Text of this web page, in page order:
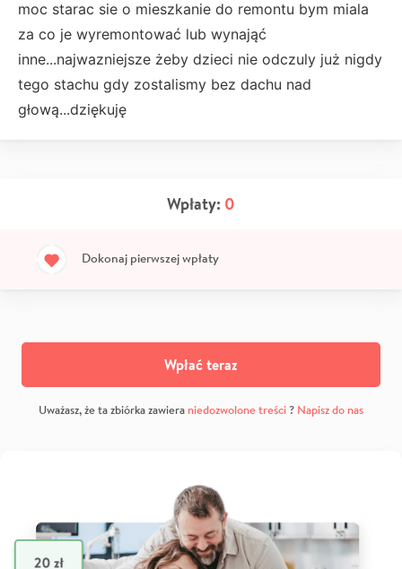
moc starac sie o mieszkanie do remontu bym miala
za co je wyremontować lub wynająć
inne...najwazniejsze żeby dzieci nie odczuly już nigdy
tego stachu gdy zostalismy bez dachu nad
głową...dziękuję
Wpłaty: 0
Dokonaj pierwszej wpłaty
Wpłać teraz
Uważasz, że ta zbiórka zawiera niedozwolone treści? Napisz do nas